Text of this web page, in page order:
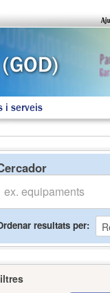
i serveis
resultats per